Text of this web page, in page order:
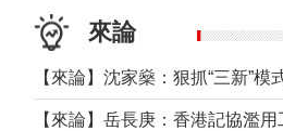
來論